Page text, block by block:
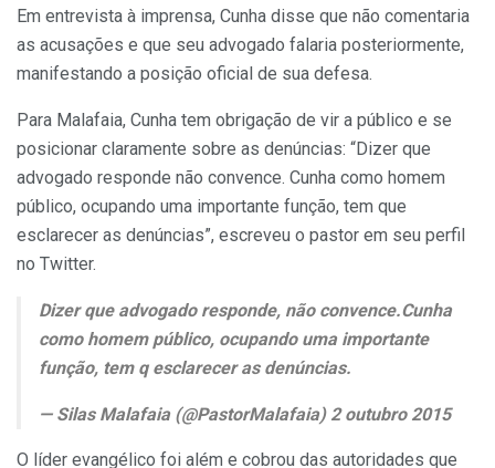
Em entrevista à imprensa, Cunha disse que não comentaria
as acusações e que seu advogado falaria posteriormente,
manifestando a posição oficial de sua defesa.
Para Malafaia, Cunha tem obrigação de vir a público e se
posicionar claramente sobre as denúncias: “Dizer que
advogado responde não convence. Cunha como homem
público, ocupando uma importante função, tem que
esclarecer as denúncias”, escreveu o pastor em seu perfil
no Twitter.
Dizer que advogado responde, não convence.Cunha
como homem público, ocupando uma importante
função, tem q esclarecer as denúncias.
— Silas Malafaia (@PastorMalafaia) 2 outubro 2015
O líder evangélico foi além e cobrou das autoridades que